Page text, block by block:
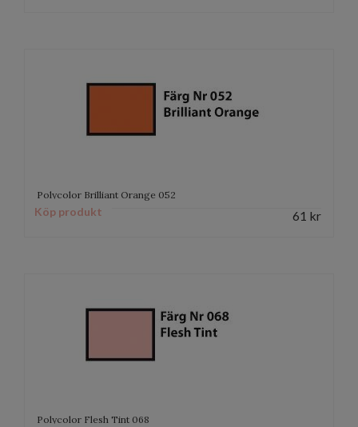
Polycolor Brilliant Orange 052
Köp produkt 61 kr
Polycolor Flesh Tint 068